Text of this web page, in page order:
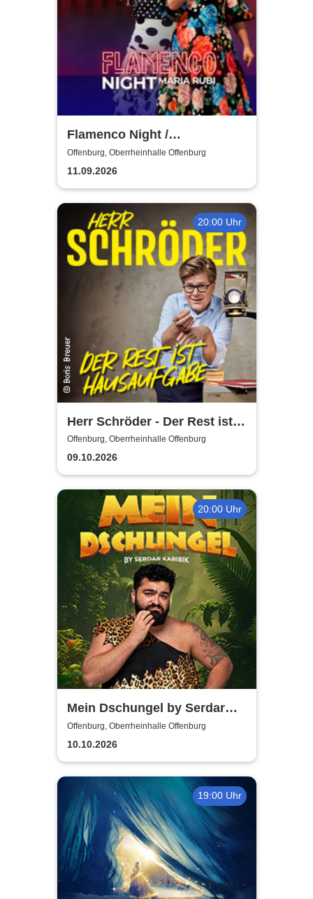
Flamenco Night /
Flamencomanía Tour 26/27 -
Deutschlands größte
Flamenco-Tournee
Offenburg, Oberrheinhalle Offenburg
11.09.2026
20:00 Uhr
Herr Schröder - Der Rest ist
Hausaufgabe
Offenburg, Oberrheinhalle Offenburg
09.10.2026
20:00 Uhr
Mein Dschungel by Serdar
Karibik
Offenburg, Oberrheinhalle Offenburg
10.10.2026
19:00 Uhr